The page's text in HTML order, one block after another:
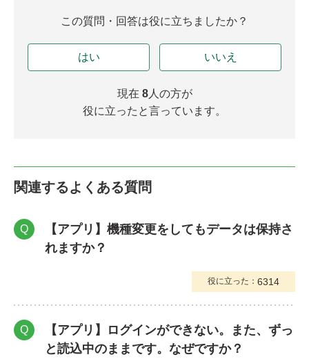
この質問・回答は役に立ちましたか？
はい いいえ
現在 8人の方が
役に立ったと言っています。
関連するよくある質問
Q
【アプリ】機種変更をしてもデータは保持さ
れますか？
役に立った： 6314
Q
【アプリ】ログインができない。また、ずっ
と読込中のままです。なぜですか？